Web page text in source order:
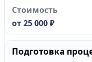
от 25 000 ₽
Подготовка